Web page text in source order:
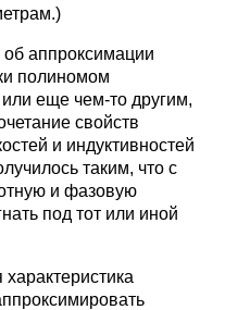
об аппроксимации
полиномом
еще чем-то другим,
свойств
и индуктивностей
таким, что с
и фазовую
под тот или иной